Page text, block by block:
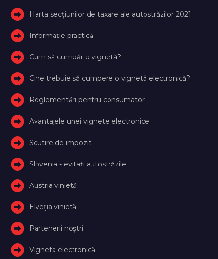
Harta secțiunilor de taxare ale autostrăzilor 2021
Informație practică
Cum să cumpăr o vignetă?
Cine trebuie să cumpere o vignetă electronică?
Reglementări pentru consumatori
Avantajele unei vignete electronice
Scutire de impozit
Slovenia - evitați autostrăzile
Austria vinietă
Elveţia vinietă
Partenerii noștri
Vigneta electronică